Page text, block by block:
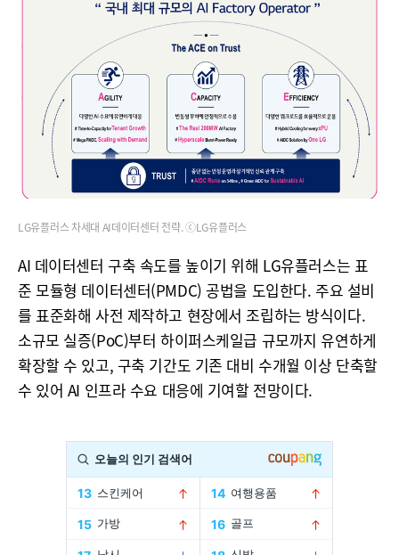
LG유플러스 차세대 AI데이터센터 전략. ⓒLG유플러스
AI 데이터센터 구축 속도를 높이기 위해 LG유플러스는 표
준 모듈형 데이터센터(PMDC) 공법을 도입한다. 주요 설비
를 표준화해 사전 제작하고 현장에서 조립하는 방식이다.
소규모 실증(PoC)부터 하이퍼스케일급 규모까지 유연하게
확장할 수 있고, 구축 기간도 기존 대비 수개월 이상 단축할
수 있어 AI 인프라 수요 대응에 기여할 전망이다.